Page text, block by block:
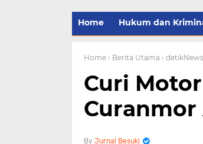
Home Hukum dan
Home › Berita Utama › detikNews
Curi
Jurnal Besuki